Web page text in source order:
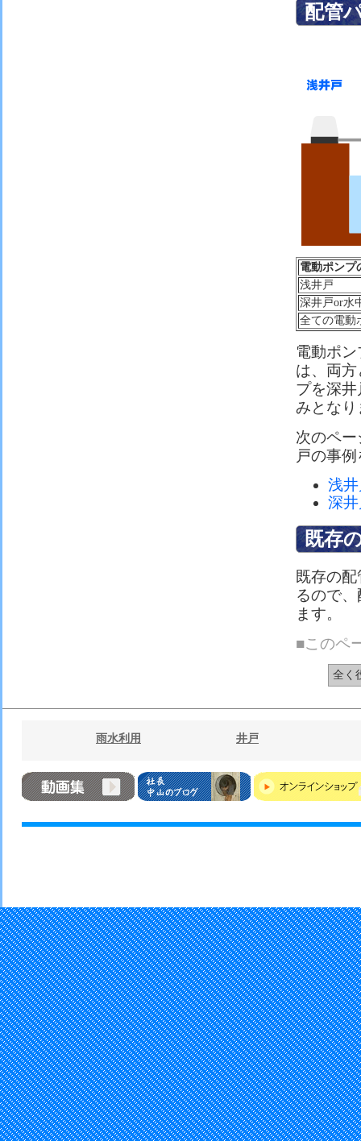
配管
電動ポンプ
浅井戸
深井戸or水
全ての電動
電動ポ
は、両
プを深
みとなり
次のペ
戸の事
浅
深
既存
既存の
るので
ます。
■このペ
全く
雨水利用 井戸